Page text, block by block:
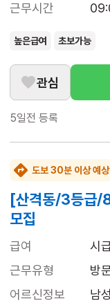
근무시간
높은급여 초보가능
관심
5일전 등록
도보 30분 이상 예상
[산격동/3등급/
모집
급여
시
근무유형
방
어르신정보
남